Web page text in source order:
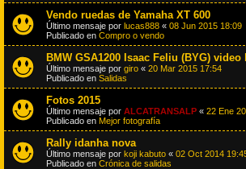
Vendo ruedas de Yamaha XT 600
Último mensaje por lucas888 « 08 Jun 2015 18:09
Publicado en Compro o vendo
BMW GSA1200 Isaac Feliu (BYG) video
Último mensaje por giro « 20 Mar 2015 17:54
Publicado en Salidas
Fotos 2015
Último mensaje por ALCATRANSALP « 22 Ene
Publicado en Mejor fotografía
Rally idanha nova
Último mensaje por koji kabuto « 02 Oct 2014
Publicado en Crónica de salidas